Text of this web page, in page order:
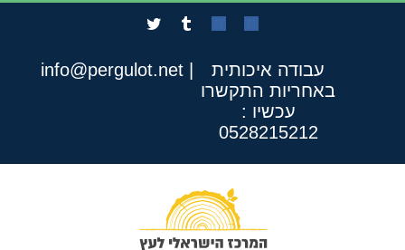
Custom
Tumblr
עבודה איכותית
באחריות התקשרו
עכשיו :
0528215212
info@pergulot.net